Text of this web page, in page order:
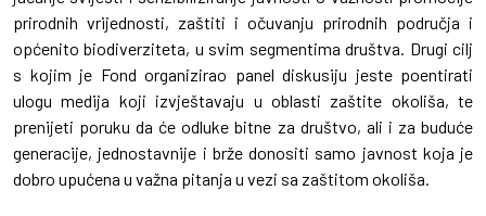
prirodnih vrijednosti, zaštiti i očuvanju prirodnih područja i
općenito biodiverziteta, u svim segmentima društva. Drugi cilj
s kojim je Fond organizirao panel diskusiju jeste poentirati
ulogu medija koji izvještavaju u oblasti zaštite okoliša, te
prenijeti poruku da će odluke bitne za društvo, ali i za buduće
generacije, jednostavnije i brže donositi samo javnost koja je
dobro upućena u važna pitanja u vezi sa zaštitom okoliša.